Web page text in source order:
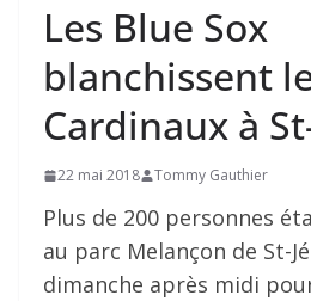
Les Blue Sox
blanchissent
Cardinaux à
22 mai 2018 Tommy Gauthier
Plus de 200 personnes
au parc Melançon de St-
dimanche après midi